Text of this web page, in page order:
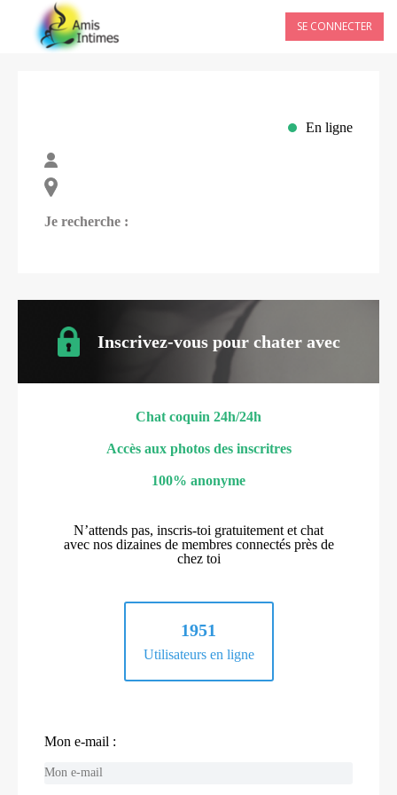
SE CONNECTER
En ligne
Je recherche :
Inscrivez-vous pour chater avec
Chat coquin 24h/24h
Accès aux photos des inscritres
100% anonyme
N’attends pas, inscris-toi gratuitement et chat
avec nos dizaines de membres connectés près de
chez toi
1951
Utilisateurs en ligne
Mon e-mail :